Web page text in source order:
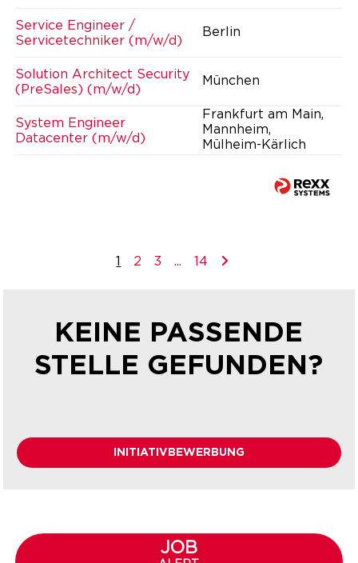
Service Engineer /
Servicetechniker (m/w/d)
Berlin
Solution Architect Security
(PreSales) (m/w/d)
München
System Engineer
Datacenter (m/w/d)
Frankfurt am Main,
Mannheim,
Mülheim-Kärlich
1 2 3 ... 14
KEINE PASSENDE
STELLE GEFUNDEN?
INITIATIVBEWERBUNG
JOB